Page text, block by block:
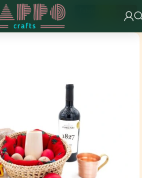
Fabricat în România